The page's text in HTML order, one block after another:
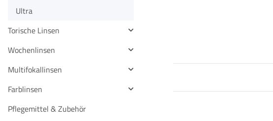
Ultra
Torische Linsen
Wochenlinsen
Multifokallinsen
Farblinsen
Pflegemittel & Zubehör